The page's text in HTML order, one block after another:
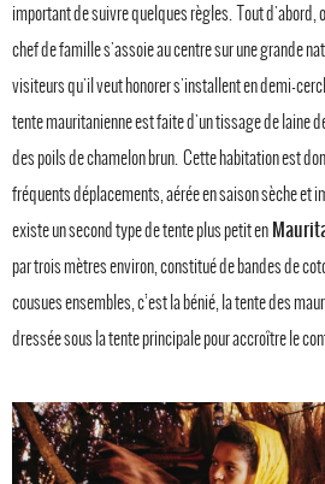
important de suivre quelques règles. Tout d'abord,
chef de famille s'assoie au centre sur une grande
visiteurs qu'il veut honorer s'installent en demi-
tente mauritanienne est faite d'un tissage de laine
des poils de chamelon brun. Cette habitation est
fréquents déplacements, aérée en saison sèche et
existe un second type de tente plus petit en
par trois mètres environ, constitué de bandes de
cousues ensembles, c’est la bénié, la tente des
dressée sous la tente principale pour accroître le